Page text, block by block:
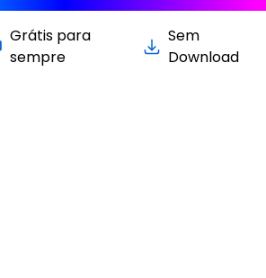
Grátis para
sempre
Sem
Download